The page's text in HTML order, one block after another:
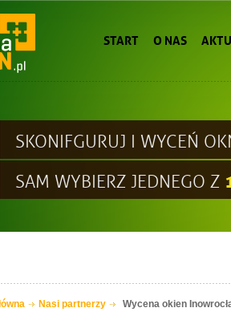
START O NAS
SKONIFGURUJ I WYCEŃ
SAM WYBIERZ JEDNEGO Z
Nasi partnerzy Wycena okien